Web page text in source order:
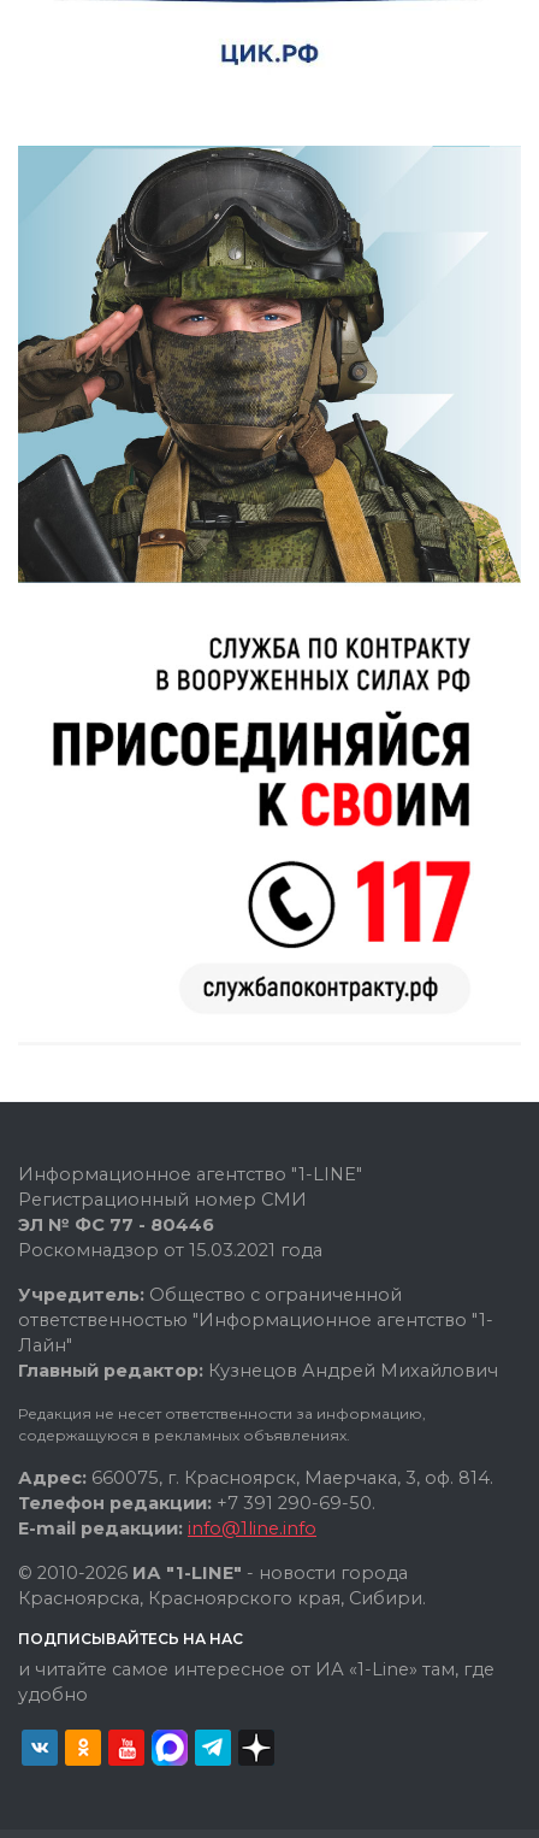
Информационное агентство "1-LINE"
Регистрационный номер СМИ
ЭЛ № ФС 77 - 80446
Роскомнадзор от 15.03.2021 года
Учредитель: Общество с ограниченной
ответственностью "Информационное агентство "1-
Лайн"
Главный редактор: Кузнецов Андрей Михайлович
Редакция не несет ответственности за информацию,
содержащуюся в рекламных объявлениях.
Адрес: 660075, г. Красноярск, Маерчака, 3, оф. 814.
Телефон редакции: +7 391 290-69-50.
E-mail редакции: info@1line.info
© 2010-2026 ИА "1-LINE" - новости города
Красноярска, Красноярского края, Сибири.
ПОДПИСЫВАЙТЕСЬ НА НАС
и читайте самое интересное от ИА «1-Line» там, где
удобно